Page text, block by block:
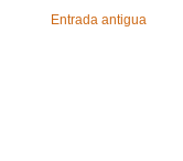
Entrada antigua